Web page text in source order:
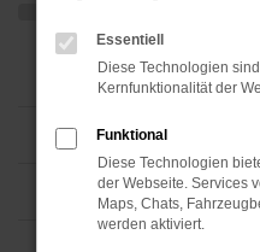
Essentiell
Diese Technologien
Kernfunktionalität der
Funktional
Diese Technologien
der Webseite. Services
Maps, Chats,
werden aktiviert.